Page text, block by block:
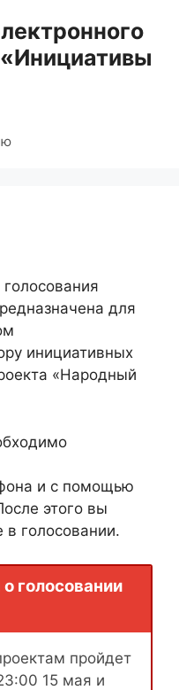
для
инициативных
«Народный
и с помощью
этого вы
в голосовании.
голосовании
пройдет
15 мая и